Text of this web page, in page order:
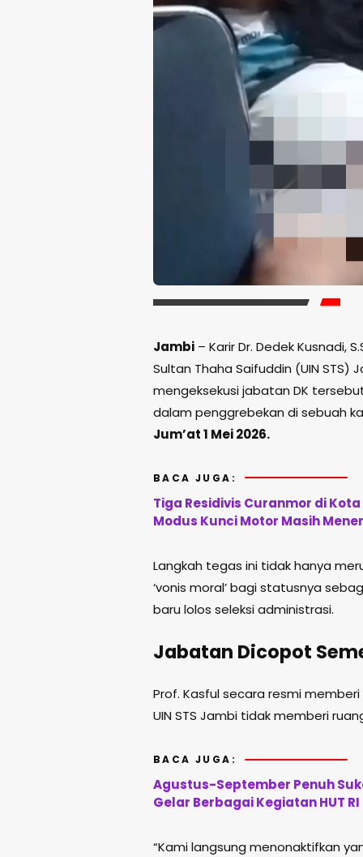
Jambi – Karir Dr. Dedek Kusnadi,
Sultan Thaha Saifuddin (UIN STS)
mengeksekusi jabatan DK
dalam penggrebekan di sebuah
Jum’at 1 Mei 2026.
BACA JUGA:
Tiga Residivis Curanmor di
Modus Kunci Motor Masih
Langkah tegas ini tidak hanya
‘vonis moral’ bagi statusnya
baru lolos seleksi administrasi.
Jabatan Dicopot
Prof. Kasful secara resmi
UIN STS Jambi tidak memberi
BACA JUGA:
Agustus-September Penuh
Gelar Berbagai Kegiatan HUT
“Kami langsung menonaktifkan